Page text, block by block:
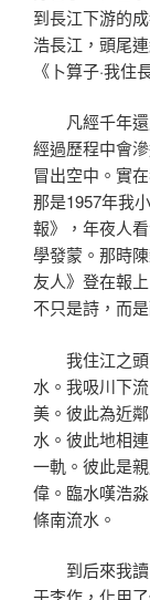
到長江下游的
浩長江，頭尾
《卜算子·我
凡經千年
經過歷程中會
冒出空中。實
那是1957年我
報》，年夜人
學發蒙。那時
友人》登在報
不只是詩，而
我住江之
水。我吸川下
美。彼此為近
水。彼此地相
一軌。彼此是
偉。臨水嘆浩
條南流水。
到后來我